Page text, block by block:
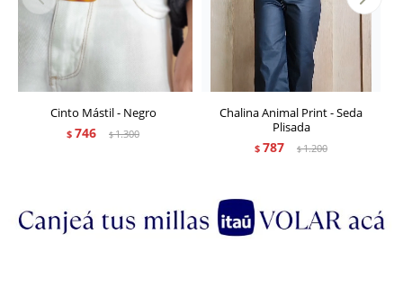
Cinto Mástil - Negro
$ 746 $1.300
Chalina Animal Print - Seda
Plisada
$ 787 $1.200